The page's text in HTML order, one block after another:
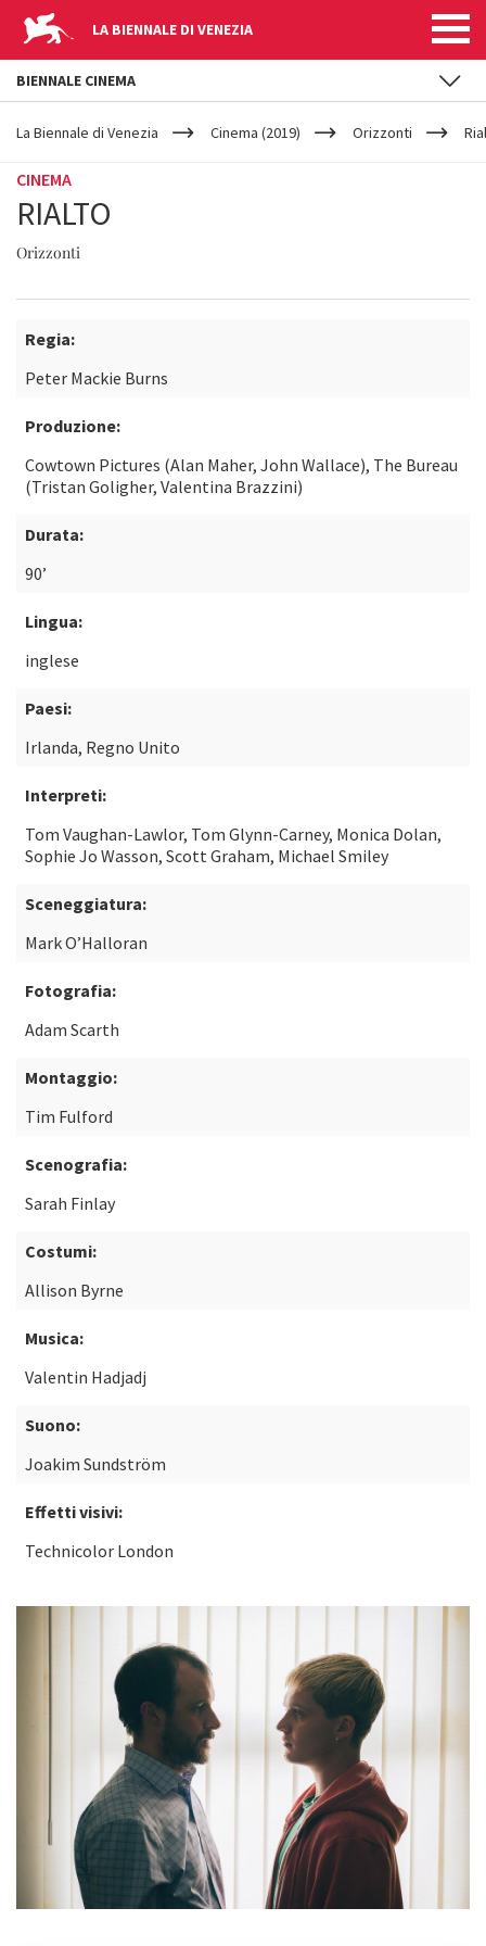
LA BIENNALE DI VENEZIA
YOUR
ARE
La Biennale di Venezia Cinema (2019) Orizzonti
CINEMA
RIALTO
Orizzonti
Regia:
Peter Mackie Burns
Produzione:
Cowtown Pictures (Alan Maher, John Wallace), The Bureau
(Tristan Goligher, Valentina Brazzini)
Durata:
90’
Lingua:
inglese
Paesi:
Irlanda, Regno Unito
Interpreti:
Tom Vaughan-Lawlor, Tom Glynn-Carney, Monica Dolan,
Sophie Jo Wasson, Scott Graham, Michael Smiley
Sceneggiatura:
Mark O’Halloran
Fotografia:
Adam Scarth
Montaggio:
Tim Fulford
Scenografia:
Sarah Finlay
Costumi:
Allison Byrne
Musica:
Valentin Hadjadj
Suono:
Joakim Sundström
Effetti visivi:
Technicolor London
BIENNALE CINEMA